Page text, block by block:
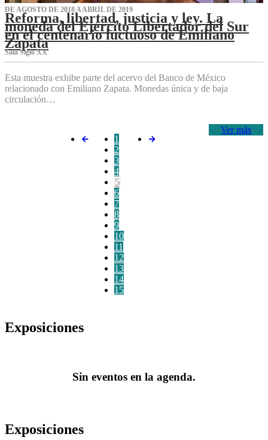
DE AGOSTO DE 2018 A ABRIL DE 2019
Reforma, libertad, justicia y ley. La
moneda del Ejército Libertador del Sur
en el centenario luctuoso de Emiliano
Zapata
Sala Siglo XX
Esta muestra exhibe parte del acervo del Banco de México
relacionado con Emiliano Zapata. Monedas única y de baja
circulación…
Ver más
1
2
3
4
5
6
7
8
9
10
11
12
13
14
15
Exposiciones
Sin eventos en la agenda.
Exposiciones